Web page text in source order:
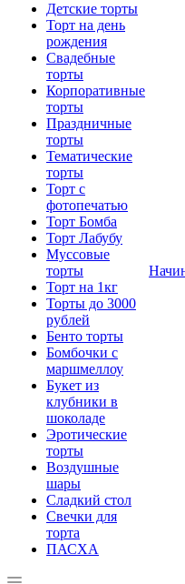
Детские торты
Торт на день
рождения
Свадебные
торты
Корпоративные
торты
Праздничные
торты
Тематические
торты
Торт с
фотопечатью
Торт Бомба
Торт Лабубу
Муссовые
торты
Торт на 1кг
Торты до 3000
рублей
Бенто торты
Бомбочки с
маршмеллоу
Букет из
клубники в
шоколаде
Эротические
торты
Воздушные
шары
Сладкий стол
Свечки для
торта
ПАСХА